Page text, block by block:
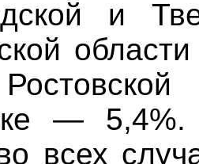
и
— 5,4%.
всех